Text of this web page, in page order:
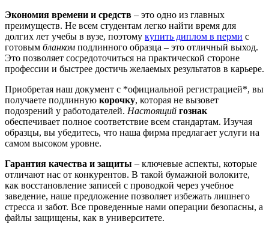
Экономия времени и средств – это одно из главных
преимуществ. Не всем студентам легко найти время для
долгих лет учебы в вузе, поэтому купить диплом в перми с
готовым бланком подлинного образца – это отличный выход.
Это позволяет сосредоточиться на практической стороне
профессии и быстрее достичь желаемых результатов в карьере.
Приобретая наш документ с *официальной регистрацией*, вы
получаете подлинную корочку, которая не вызовет
подозрений у работодателей. Настоящий гознак
обеспечивает полное соответствие всем стандартам. Изучая
образцы, вы убедитесь, что наша фирма предлагает услуги на
самом высоком уровне.
Гарантия качества и защиты – ключевые аспекты, которые
отличают нас от конкурентов. В такой бумажной волоките,
как восстановление записей с проводкой через учебное
заведение, наше предложение позволяет избежать лишнего
стресса и забот. Все проведенные нами операции безопасны, а
файлы защищены, как в университете.